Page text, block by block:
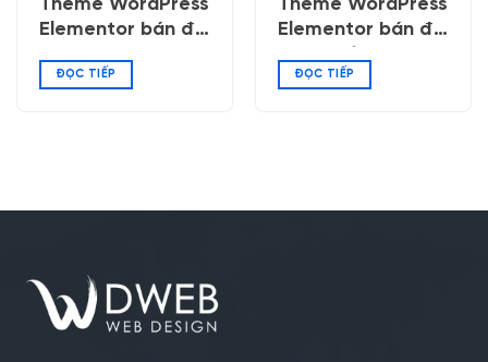
Theme WordPress
Elementor bán đồ
ĐỌC TIẾP
Theme WordPress
Elementor bán đồ
tặng
ĐỌC TIẾP